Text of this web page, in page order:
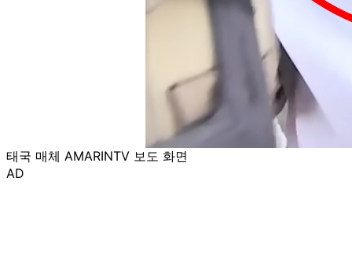
태국 매체 AMARINTV 보도 화면
AD